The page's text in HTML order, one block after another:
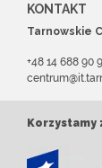
KONTAKT
Tarnowskie
+48 14 688 90
Korzystamy